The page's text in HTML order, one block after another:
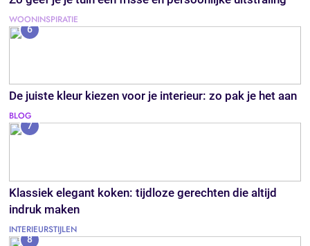
WOONINSPIRATIE
6
De juiste kleur kiezen voor je interieur: zo pak je het aan
BLOG
7
Klassiek elegant koken: tijdloze gerechten die altijd
indruk maken
INTERIEURSTIJLEN
8